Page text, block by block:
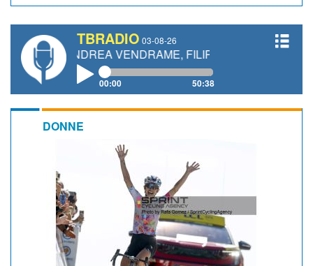
TBRADIO 03-08-26
VENDRAME, FILIPPO FIORELLI
00:00 50:38
DONNE